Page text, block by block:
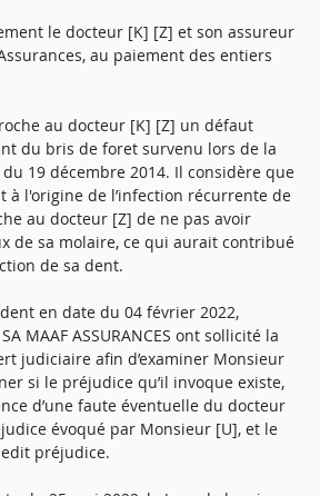
le docteur [K] [Z] et son assureur
au paiement des entiers
au docteur [K] [Z] un défaut
du bris de foret survenu lors de la
19 décembre 2014. Il considère que
à l'origine de l’infection récurrente de
au docteur [Z] de ne pas avoir
de sa molaire, ce qui aurait contribué
de sa dent.
en date du 04 février 2022,
MAAF ASSURANCES ont sollicité la
judiciaire afin d’examiner Monsieur
si le préjudice qu’il invoque existe,
d’une faute éventuelle du docteur
évoqué par Monsieur [U], et le
préjudice.